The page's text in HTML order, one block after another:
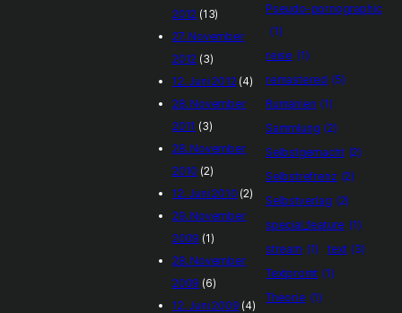
2012 (13)
27. November
2012 (3)
12. Juni 2012 (4)
28. November
2011 (3)
28. November
2010 (2)
12. Juni 2010 (2)
29. November
2009 (1)
28. November
2009 (6)
12. Juni 2009 (4)
Pseudo-pornographic
(1)
reise (1)
remastered (5)
Rumänien (1)
Sammlung (2)
Selbstgemacht (2)
Selbstrefrenz (2)
Selbstverlag (2)
special_feature (1)
stream (1) text (3)
Textpromt (1)
Theorie (1)